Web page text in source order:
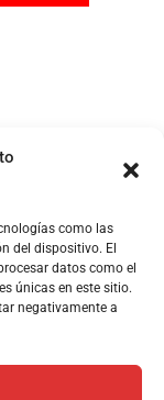
como las
del dispositivo. El
datos como el
únicas en este sitio.
negativamente a